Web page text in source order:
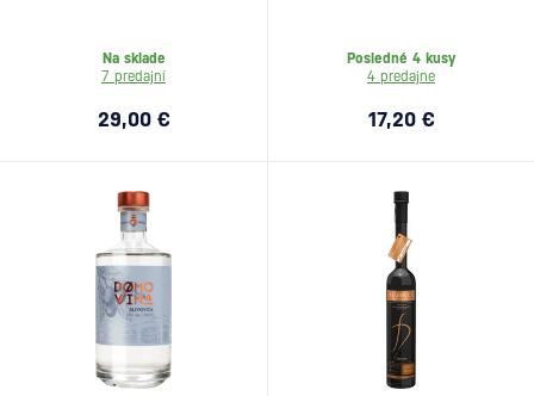
Na sklade
7 predajní
29,00 €
Posledné 4 kusy
4 predajne
17,20 €